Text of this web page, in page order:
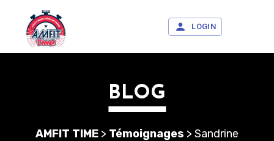
LOGIN
BLOG
AMFIT TIME > Témoignages > Sandrine